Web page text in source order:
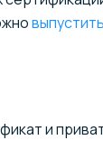
выпустить
и